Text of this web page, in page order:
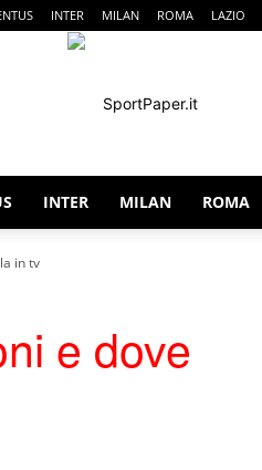
INTER MILAN ROMA LAZIO
INTER MILAN ROMA
in tv
e dove